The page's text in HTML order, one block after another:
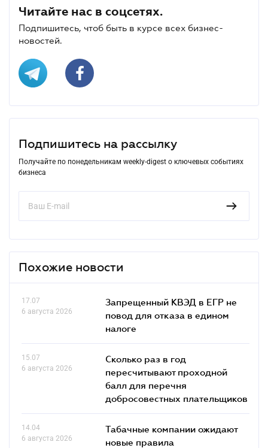
Читайте нас в соцсетях.
Подпишитесь, чтоб быть в курсе всех бизнес-
новостей.
Подпишитесь на рассылку
Получайте по понедельникам weekly-digest о ключевых событиях
бизнеса
Похожие новости
17.07
6 августа 2026
Запрещенный КВЭД в ЕГР не
повод для отказа в едином
налоге
15.07
6 августа 2026
Сколько раз в год
пересчитывают проходной
балл для перечня
добросовестных плательщиков
14.04
6 августа 2026
Табачные компании ожидают
новые правила